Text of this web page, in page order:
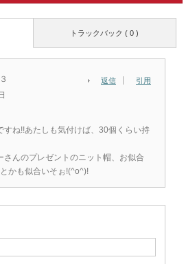
トラックバック ( 0 )
返信 引用
すね!!あたしも気付けば、30個くらい持
さんのプレゼントのニット帽、お似合
かも似合いそぉ!(^o^)!